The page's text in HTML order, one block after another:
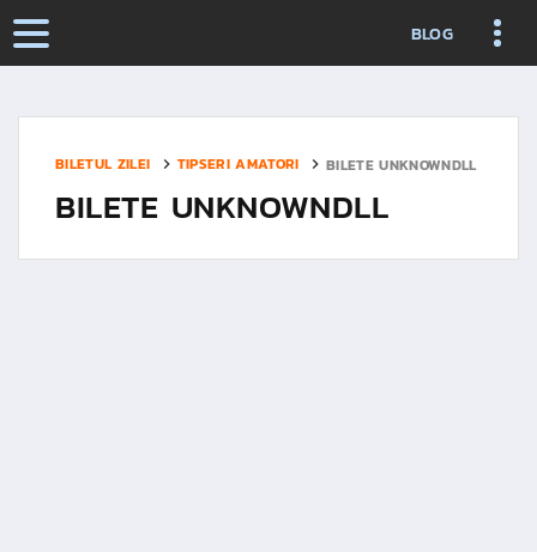
BLOG
BILETUL ZILEI TIPSERI AMATORI BILETE UNKNOWNDLL
BILETE UNKNOWNDLL